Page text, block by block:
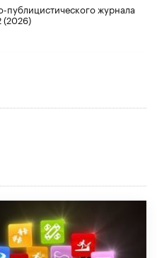
журнала
(2026)